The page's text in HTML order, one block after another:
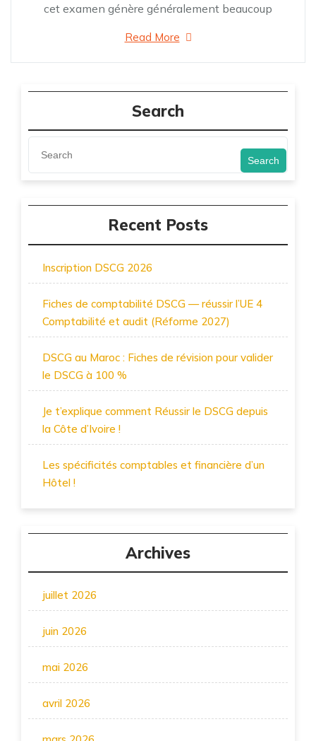
cet examen génère généralement beaucoup
Read More
Search
Search
Recent Posts
Inscription DSCG 2026
Fiches de comptabilité DSCG — réussir l’UE 4
Comptabilité et audit (Réforme 2027)
DSCG au Maroc : Fiches de révision pour valider
le DSCG à 100 %
Je t’explique comment Réussir le DSCG depuis
la Côte d’Ivoire !
Les spécificités comptables et financière d’un
Hôtel !
Archives
juillet 2026
juin 2026
mai 2026
avril 2026